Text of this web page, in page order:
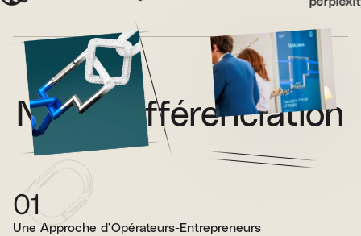
Notre différenciation
01
Une Approche d’Opérateurs-Entrepreneurs